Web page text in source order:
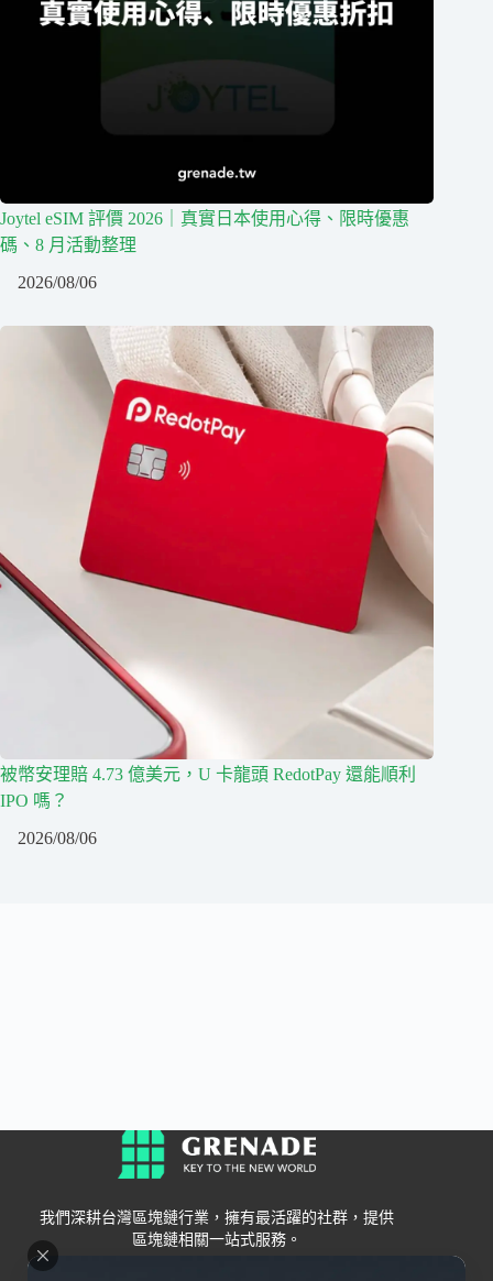
Joytel eSIM 評價 2026｜真實日本使用心得、限時優惠
碼、8 月活動整理
2026/08/06
被幣安理賠 4.73 億美元，U 卡龍頭 RedotPay 還能順利
IPO 嗎？
2026/08/06
我們深耕台灣區塊鏈行業，擁有最活躍的社群，提供
區塊鏈相關一站式服務。